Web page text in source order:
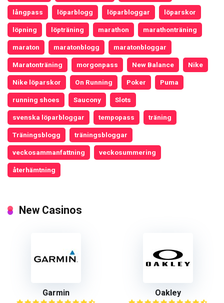
långpass löparblogg löparbloggar löparskor
löpning löpträning marathon marathonträning
maraton maratonblogg maratonbloggar
Maratonträning morgonpass New Balance Nike
Nike löparskor On Running Poker Puma
running shoes Saucony Slots
svenska löparbloggar tempopass träning
Träningsblogg träningsbloggar
veckosammanfattning veckosummering
återhämtning
New Casinos
Garmin Oakley